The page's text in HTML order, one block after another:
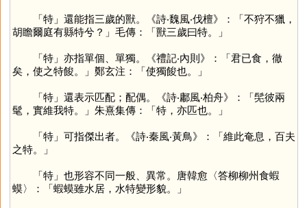
「特」還能指三歲的獸。《詩‧魏風‧伐檀》：「不狩不獵，
胡瞻爾庭有縣特兮？」毛傳：「獸三歲曰特。」
「特」亦指單個、單獨。《禮記‧內則》：「君已食，徹
矣，使之特餕。」鄭玄注：「使獨餕也。」
「特」還表示匹配；配偶。《詩‧鄘風‧柏舟》：「髧彼兩
髦，實維我特。」朱熹集傳：「特，亦匹也。」
「特」可指傑出者。《詩‧秦風‧黃鳥》：「維此奄息，百夫
之特。」
「特」也形容不同一般、異常。唐韓愈〈答柳柳州食蝦
蟆〉：「蝦蟆雖水居，水特變形貌。」